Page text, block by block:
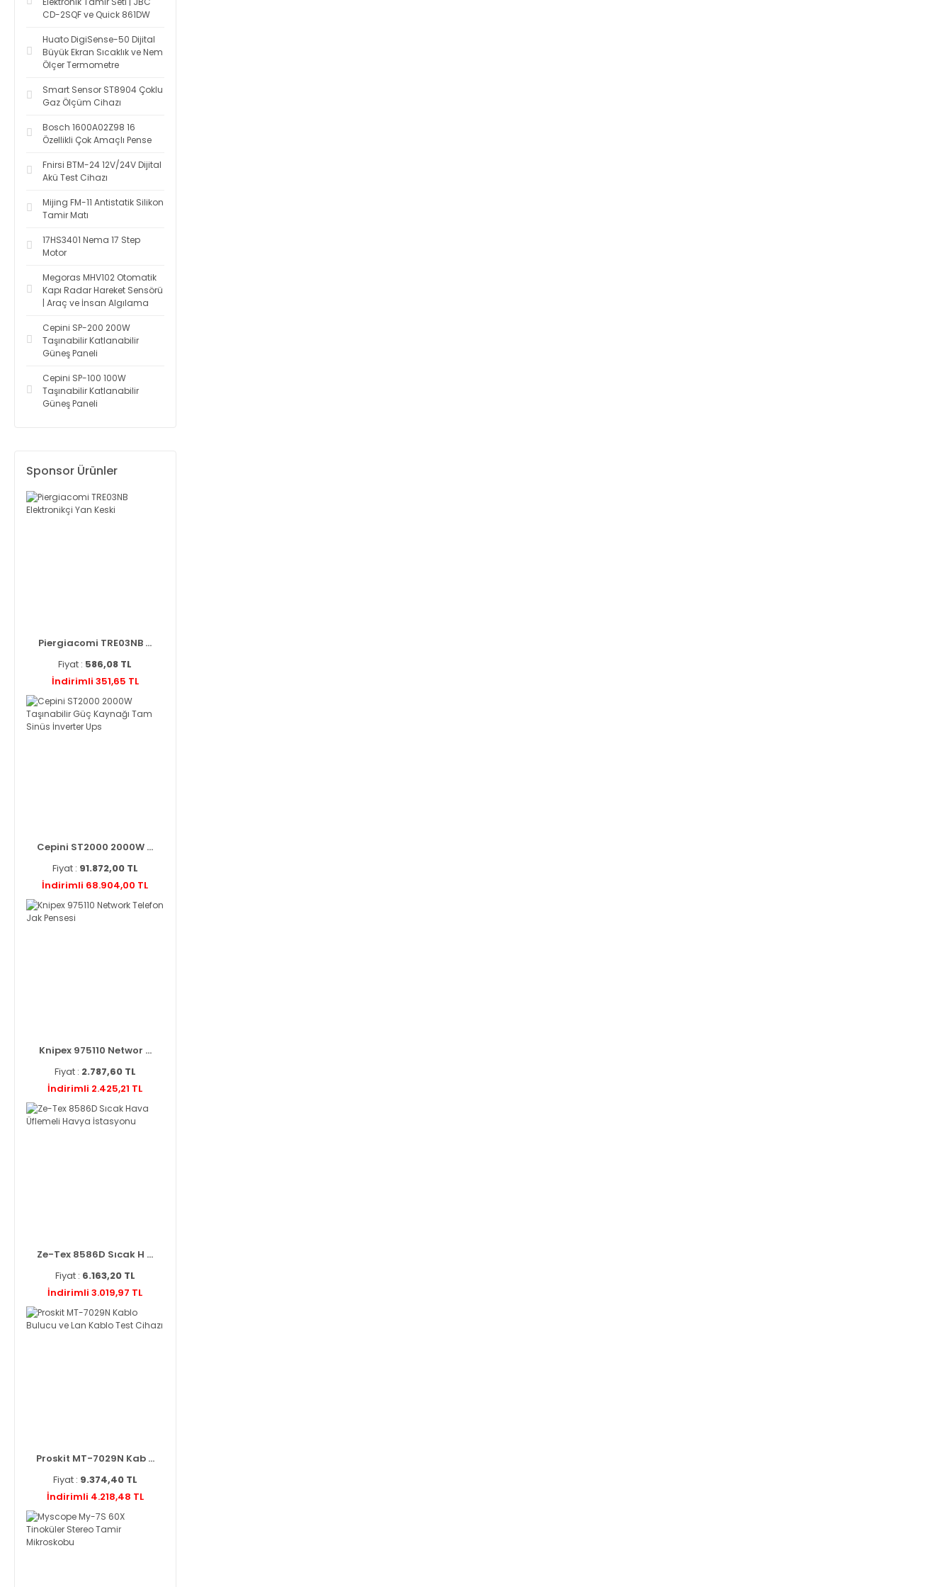
CD-2SQF ve Quick 861DW
Huato DigiSense-50 Dijital
Büyük Ekran Sıcaklık ve Nem
Ölçer Termometre
Smart Sensor ST8904 Çoklu
Gaz Ölçüm Cihazı
Bosch 1600A02Z98 16
Özellikli Çok Amaçlı Pense
Fnirsi BTM-24 12V/24V Dijital
Akü Test Cihazı
Mijing FM-11 Antistatik Silikon
Tamir Matı
17HS3401 Nema 17 Step
Motor
Megoras MHV102 Otomatik
Kapı Radar Hareket Sensörü
| Araç ve İnsan Algılama
Cepini SP-200 200W
Taşınabilir Katlanabilir
Güneş Paneli
Cepini SP-100 100W
Taşınabilir Katlanabilir
Güneş Paneli
Sponsor Ürünler
Piergiacomi TRE03NB ...
Fiyat : 586,08 TL
İndirimli 351,65 TL
Cepini ST2000 2000W ...
Fiyat : 91.872,00 TL
İndirimli 68.904,00 TL
Knipex 975110 Networ ...
Fiyat : 2.787,60 TL
İndirimli 2.425,21 TL
Ze-Tex 8586D Sıcak H ...
Fiyat : 6.163,20 TL
İndirimli 3.019,97 TL
Proskit MT-7029N Kab ...
Fiyat : 9.374,40 TL
İndirimli 4.218,48 TL